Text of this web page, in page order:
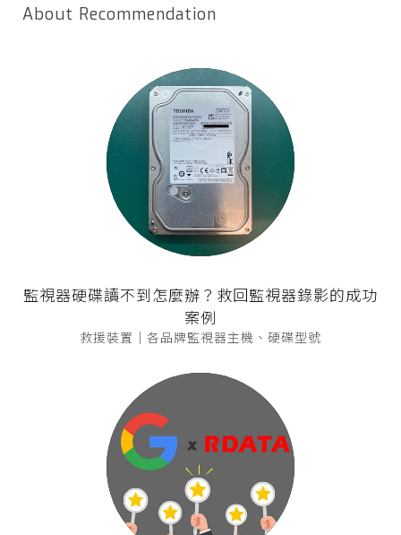
About Recommendation
監視器硬碟讀不到怎麼辦？救回監視器錄影的成功
案例
救援裝置｜各品牌監視器主機、硬碟型號